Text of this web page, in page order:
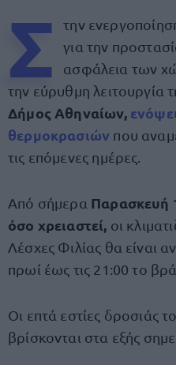
Σ
την
για την
ασφάλεια των
την εύρυθμη λειτουργία
Δήμος Αθηναίων, ε
θερμοκρασιών που
τις επόμενες ημέρες.
Από σήμερα Παρασκευή
όσο χρειαστεί, οι
Λέσχες Φιλίας θα είναι
πρωί έως τις 21:00 το
Οι επτά εστίες δροσιάς
βρίσκονται στα εξής